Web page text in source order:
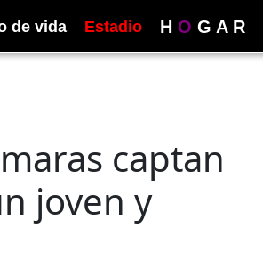
de vida Estadio H O G A R
captan
joven y